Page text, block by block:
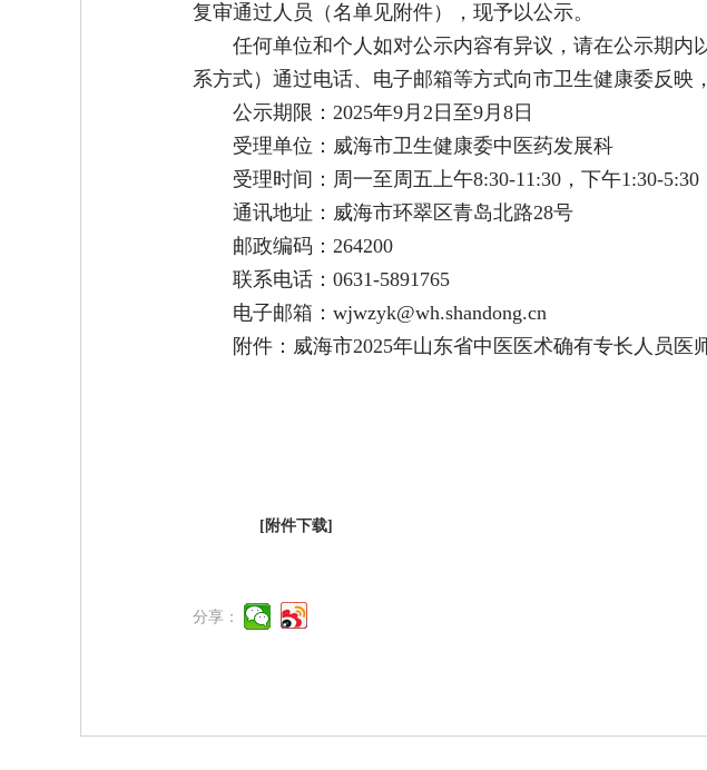
复审通过人员（名单见附件），现予以公示。
任何单位和个人如对公示内容有异议，请在公示期
系方式）通过电话、电子邮箱等方式向市卫生健康委反映
公示期限：2025年9月2日至9月8日
受理单位：威海市卫生健康委中医药发展科
受理时间：周一至周五上午8:30-11:30，下午1:30-5:30
通讯地址：威海市环翠区青岛北路28号
邮政编码：264200
联系电话：0631-5891765
电子邮箱：wjwzyk@wh.shandong.cn
附件：威海市2025年山东省中医医术确有专长人员医
[附件下载]
分享：